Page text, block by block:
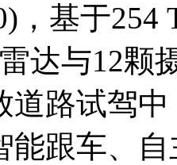
，基于254
达与12颗
道路试驾
能跟车、